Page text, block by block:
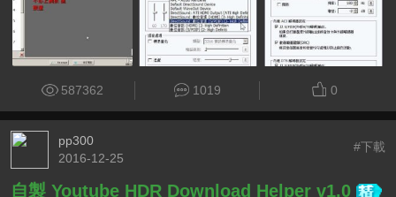
587362 1019 0
pp300
2016-12-25
#下載
自製 Youtube HDR Download Helper v1.0